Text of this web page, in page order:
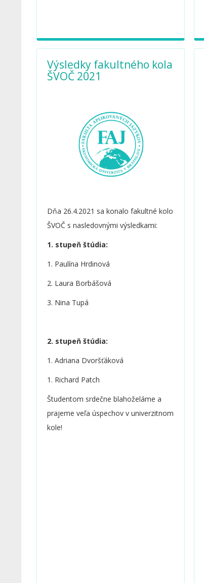
Výsledky fakultného kola
ŠVOČ 2021
Dňa 26.4.2021 sa konalo fakultné kolo
ŠVOČ s nasledovnými výsledkami:
1. stupeň štúdia:
1. Paulína Hrdinová
2. Laura Borbášová
3. Nina Tupá
2. stupeň štúdia:
1. Adriana Dvoršťáková
1. Richard Patch
Študentom srdečne blahoželáme a
prajeme veľa úspechov v univerzitnom
kole!